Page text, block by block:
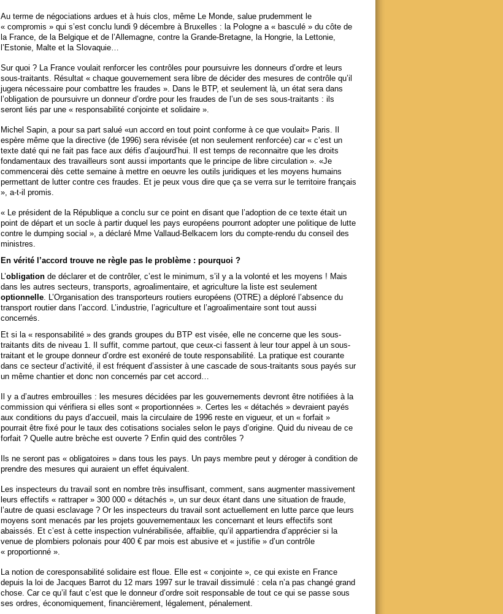
Au terme de négociations ardues et à huis clos, même Le Monde, salue prudemment le
« compromis » qui s’est conclu lundi 9 décembre à Bruxelles : la Pologne a « basculé » du côte de
la France, de la Belgique et de l’Allemagne, contre la Grande-Bretagne, la Hongrie, la Lettonie,
l’Estonie, Malte et la Slovaquie…
Sur quoi ? La France voulait renforcer les contrôles pour poursuivre les donneurs d’ordre et leurs
sous-traitants. Résultat « chaque gouvernement sera libre de décider des mesures de contrôle qu’il
jugera nécessaire pour combattre les fraudes ». Dans le BTP, et seulement là, un état sera dans
l’obligation de poursuivre un donneur d’ordre pour les fraudes de l’un de ses sous-traitants : ils
seront liés par une « responsabilité conjointe et solidaire ».
Michel Sapin, a pour sa part salué «un accord en tout point conforme à ce que voulait» Paris. Il
espère même que la directive (de 1996) sera révisée (et non seulement renforcée) car « c’est un
texte daté qui ne fait pas face aux défis d’aujourd’hui. Il est temps de reconnaitre que les droits
fondamentaux des travailleurs sont aussi importants que le principe de libre circulation ». «Je
commencerai dès cette semaine à mettre en oeuvre les outils juridiques et les moyens humains
permettant de lutter contre ces fraudes. Et je peux vous dire que ça se verra sur le territoire français
», a-t-il promis.
« Le président de la République a conclu sur ce point en disant que l’adoption de ce texte était un
point de départ et un socle à partir duquel les pays européens pourront adopter une politique de lutte
contre le dumping social », a déclaré Mme Vallaud-Belkacem lors du compte-rendu du conseil des
ministres.
En vérité l’accord trouve ne règle pas le problème : pourquoi ?
L’obligationde déclarer et de contrôler, c’est le minimum, s’il y a la volonté et les moyens ! Mais
dans les autres secteurs, transports, agroalimentaire, et agriculture la liste est seulement
optionnelle. L’Organisation des transporteurs routiers européens (OTRE) a déploré l’absence du
transport routier dans l’accord. L’industrie, l’agriculture et l’agroalimentaire sont tout aussi
concernés.
Et si la « responsabilité » des grands groupes du BTP est visée, elle ne concerne que les sous-
traitants dits de niveau 1. Il suffit, comme partout, que ceux-ci fassent à leur tour appel à un sous-
traitant et le groupe donneur d’ordre est exonéré de toute responsabilité. La pratique est courante
dans ce secteur d’activité, il est fréquent d’assister à une cascade de sous-traitants sous payés sur
un même chantier et donc non concernés par cet accord…
Il y a d’autres embrouilles : les mesures décidées par les gouvernements devront être notifiées à la
commission qui vérifiera si elles sont « proportionnées ». Certes les « détachés » devraient payés
aux conditions du pays d’accueil, mais la circulaire de 1996 reste en vigueur, et un « forfait »
pourrait être fixé pour le taux des cotisations sociales selon le pays d’origine. Quid du niveau de ce
forfait ? Quelle autre brèche est ouverte ? Enfin quid des contrôles ?
Ils ne seront pas « obligatoires » dans tous les pays. Un pays membre peut y déroger à condition de
prendre des mesures qui auraient un effet équivalent.
Les inspecteurs du travail sont en nombre très insuffisant, comment, sans augmenter massivement
leurs effectifs « rattraper » 300 000 « détachés », un sur deux étant dans une situation de fraude,
l’autre de quasi esclavage ? Or les inspecteurs du travail sont actuellement en lutte parce que leurs
moyens sont menacés par les projets gouvernementaux les concernant et leurs effectifs sont
abaissés. Et c’est à cette inspection vulnérabilisée, affaiblie, qu’il appartiendra d’apprécier si la
venue de plombiers polonais pour 400 € par mois est abusive et « justifie » d’un contrôle
« proportionné ».
La notion de coresponsabilité solidaire est floue. Elle est « conjointe », ce qui existe en France
depuis la loi de Jacques Barrot du 12 mars 1997 sur le travail dissimulé : cela n’a pas changé grand
chose. Car ce qu’il faut c’est que le donneur d’ordre soit responsable de tout ce qui se passe sous
ses ordres, économiquement, financièrement, légalement, pénalement.